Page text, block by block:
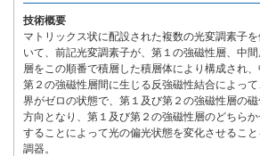
技術概要
マトリックス状に配設された複数の光変調素子
いて、前記光変調素子が、第１の強磁性層、中
層をこの順番で積層した積層体により構成され
第２の強磁性層間に生じる反強磁性結合によっ
界がゼロの状態で、第１及び第２の強磁性層の
方向となり、第１及び第２の強磁性層のどちら
することによって光の偏光状態を変化させるこ
調器。